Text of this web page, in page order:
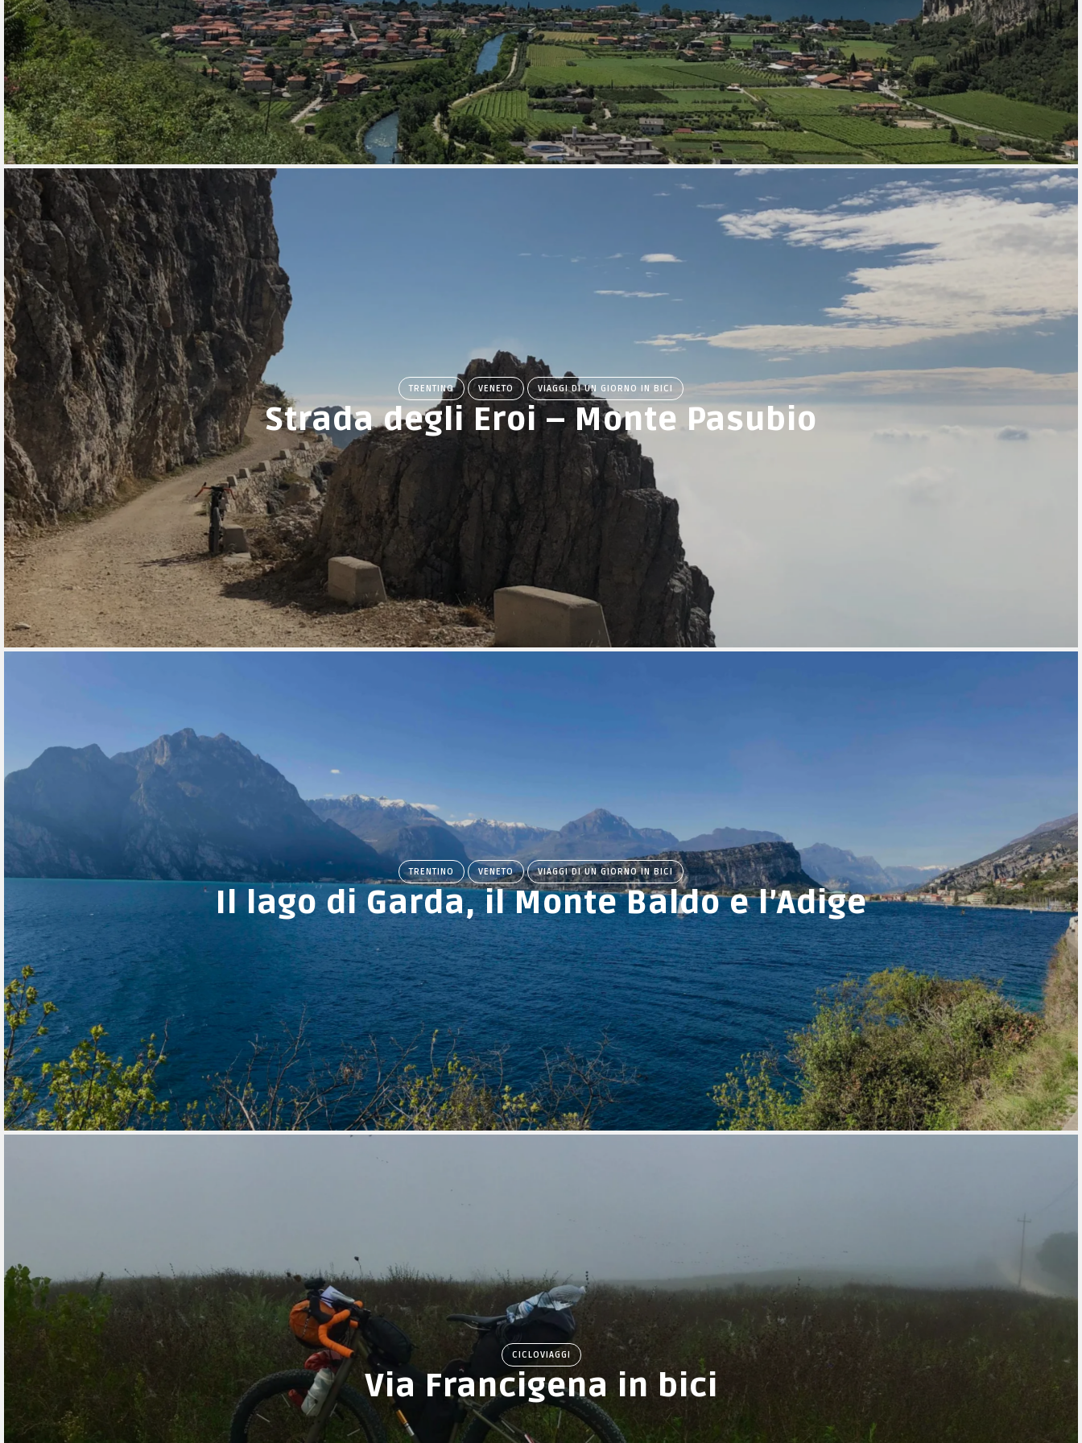
TRENTINO VENETO VIAGGI DI UN GIORNO IN BICI
Strada degli Eroi – Monte Pasubio
TRENTINO VENETO VIAGGI DI UN GIORNO IN BICI
Il lago di Garda, il Monte Baldo e l’Adige
CICLOVIAGGI
Via Francigena in bici